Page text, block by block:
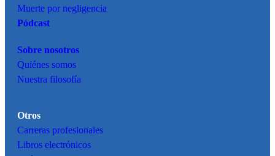
Muerte por negligencia
Pódcast
Sobre nosotros
Quiénes somos
Nuestra filosofía
Otros
Carreras profesionales
Libros electrónicos